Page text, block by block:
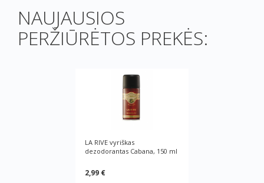
NAUJAUSIOS
PERŽIŪRĖTOS PREKĖS:
LA RIVE vyriškas
dezodorantas Cabana, 150 ml
2,99 €